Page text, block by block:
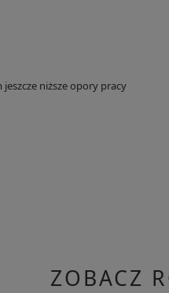
niższe opory pracy
ZOBACZ